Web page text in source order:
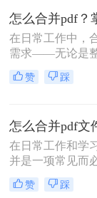
中，“PDF怎么合
频率高居不下。
却实实在在地困
告整合、资料
一次低效的手动
你的时间与耐心。
在日常工作中，
需求——无论是
客户资料，还是
多人仍在用低效
我今天为你带来
PDF合并指南，
安全隐患。
赞 踩
在日常工作和学
并是一项常见而
整理报告、合并
还是将扫描件整
赞 踩